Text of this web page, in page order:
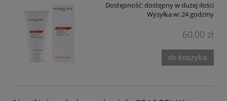
Dostępność:dostępny w dużej ilości
Wysyłka w:24 godziny
60,00 zł
do koszyka